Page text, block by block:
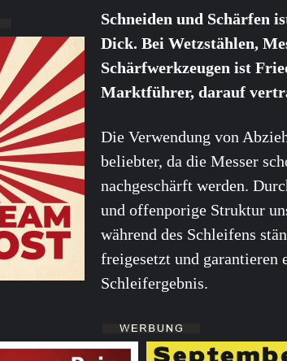
Schneiden und Schärfen
Dick. Bei Wetzstählen,
Schärfwerkzeugen ist
Marktführer, darauf
Die Verwendung von
beliebter, da die Messer
nachgeschärft werden.
und offenporige Struktur
während des Schleifens
freigesetzt und garantieren
Schleifergebnis.